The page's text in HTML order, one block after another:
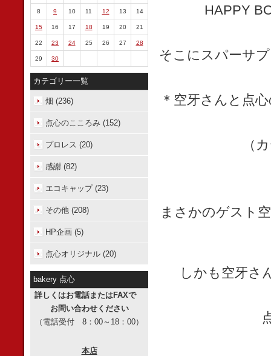
HAPPY
そこにスパーサ
＊空牙さんと点
（
まさかのゲスト
しかも空牙さ
8 9 10 11 12 13 14
15 16 17 18 19 20 21
22 23 24 25 26 27 28
29 30
カテゴリー一覧
畑 (236)
点心のこころみ (152)
プロレス (20)
感謝 (82)
エコキャップ (23)
その他 (208)
HP企画 (5)
点心オリジナル (20)
bakery 点心
詳しくはお電話またはFAXで
お問い合わせください
（電話受付 8：00～18：00）
本店